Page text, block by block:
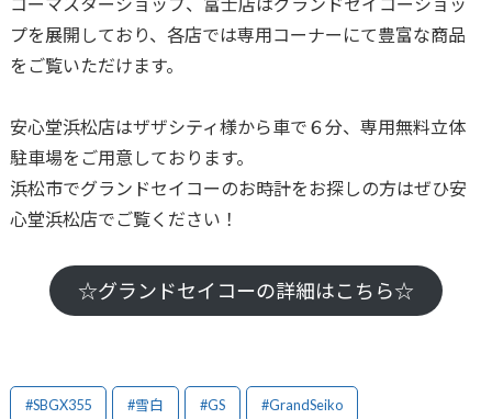
プを展開しており、各店では専用コーナーにて豊富な商品
をご覧いただけます。
安心堂浜松店はザザシティ様から車で６分、専用無料立体
駐車場をご用意しております。
浜松市でグランドセイコーのお時計をお探しの方はぜひ安
心堂浜松店でご覧ください！
☆グランドセイコーの詳細はこちら☆
#SBGX355 #雪白 #GS #GrandSeiko